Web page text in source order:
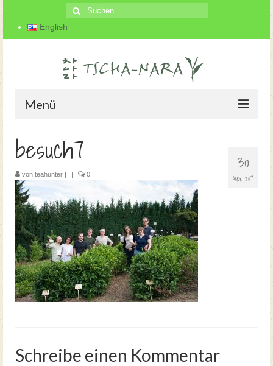
Suche
nach:
English
Menü
Der Teegarten
Teeherstellung
Blog
Kontakt und Anfahrt
Teegartenführungen Neue Termine 2026
30
AUG. 2017
besuch7
von teahunter | | 0
Schreibe einen Kommentar